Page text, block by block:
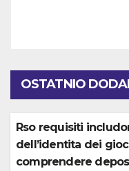
OSTATNIO
Rso requisiti
dell’identita dei
comprendere